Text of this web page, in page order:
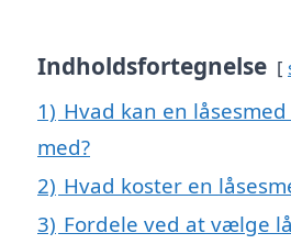
Indholdsfortegnelse
1) Hvad kan en
med?
2) Hvad koster en
3) Fordele ved at vælge